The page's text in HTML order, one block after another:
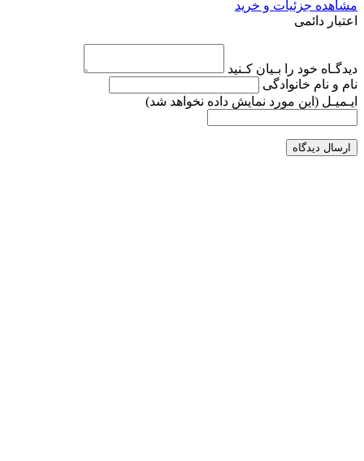
مشاهده جزئیات و خرید
اعتبار دائمی
دیدگـاه خود را بـیان کـنید
نام و نام خانوادگی
ایـمیـل (این مورد نمایش داده نخواهد شد)
ارسال دیدگاه